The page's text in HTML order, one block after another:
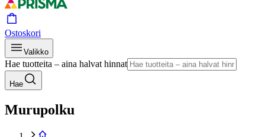
Ostoskori
Valikko
Hae tuotteita – aina halvat hinnat
Hae
Murupolku